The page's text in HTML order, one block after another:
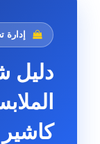
إدارة
دليل
كاشير Easy Store